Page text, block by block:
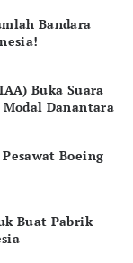
Bandara
Buka Suara
Danantara
Boeing
Buat Pabrik